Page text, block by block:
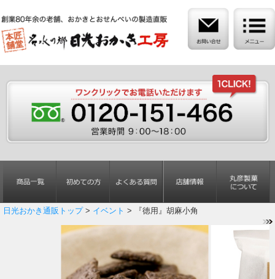
日光おかき通販トップ> イベント > 『徳用』胡麻小角